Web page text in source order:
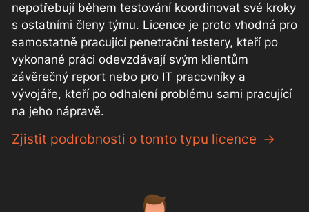
nepotřebují během testování koordinovat své kroky
s ostatními členy týmu. Licence je proto vhodná pro
samostatně pracující penetrační testery, kteří po
vykonané práci odevzdávají svým klientům
závěrečný report nebo pro IT pracovníky a
vývojáře, kteří po odhalení problému sami pracující
na jeho nápravě.
Zjistit podrobnosti o tomto typu licence